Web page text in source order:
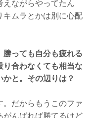
えながらやってたん
キムラとかは別に心配
勝っても自分も疲れる
り合わなくても相当な
と。その辺りは？
だからもうこのファ
がんばれば勝てるけど